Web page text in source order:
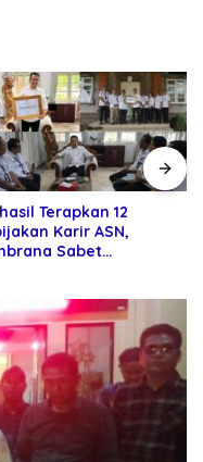
Terapkan 12
Karir ASN,
Sabet